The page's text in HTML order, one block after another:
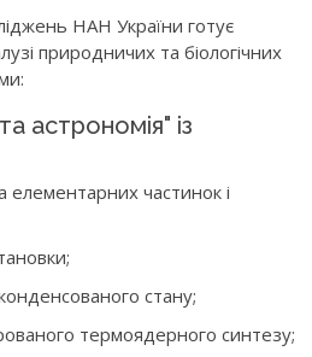
НАН України готує
природничих та біологічних
астрономія" із
елементарних частинок і
стану;
термоядерного синтезу;